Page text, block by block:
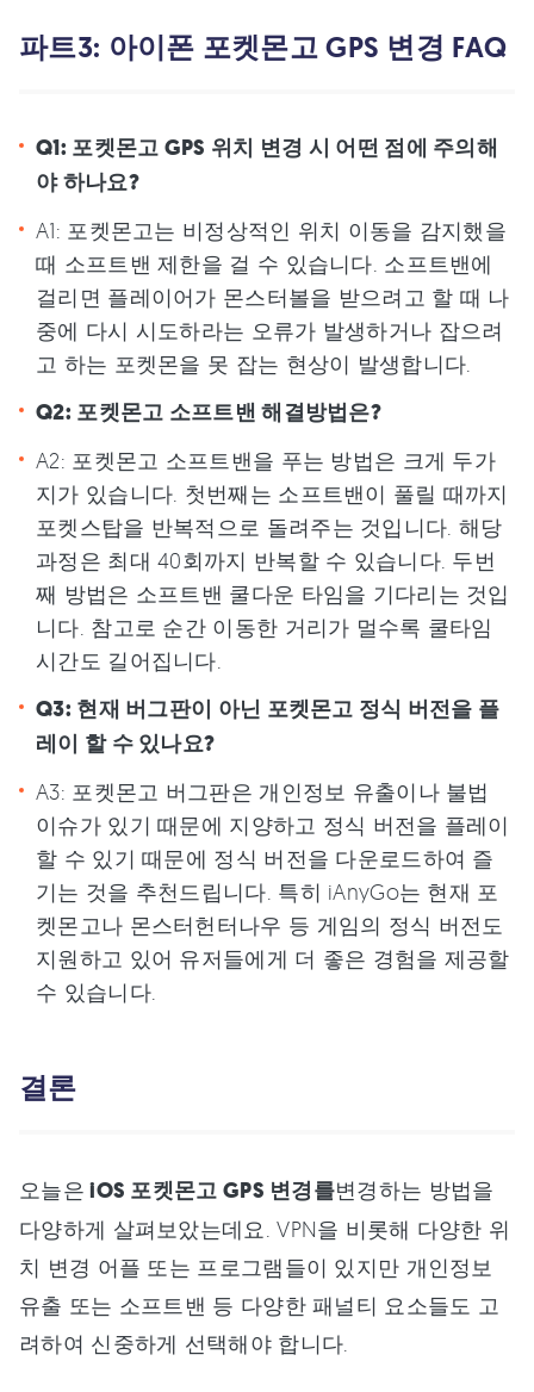
파트3: 아이폰 포켓몬고 GPS 변경 FAQ
Q1: 포켓몬고 GPS 위치 변경 시 어떤 점에 주의해
야 하나요?
A1: 포켓몬고는 비정상적인 위치 이동을 감지했을
때 소프트밴 제한을 걸 수 있습니다. 소프트밴에
걸리면 플레이어가 몬스터볼을 받으려고 할 때 나
중에 다시 시도하라는 오류가 발생하거나 잡으려
고 하는 포켓몬을 못 잡는 현상이 발생합니다.
Q2: 포켓몬고 소프트밴 해결방법은?
A2: 포켓몬고 소프트밴을 푸는 방법은 크게 두가
지가 있습니다. 첫번째는 소프트밴이 풀릴 때까지
포켓스탑을 반복적으로 돌려주는 것입니다. 해당
과정은 최대 40회까지 반복할 수 있습니다. 두번
째 방법은 소프트밴 쿨다운 타임을 기다리는 것입
니다. 참고로 순간 이동한 거리가 멀수록 쿨타임
시간도 길어집니다.
Q3: 현재 버그판이 아닌 포켓몬고 정식 버전을 플
레이 할 수 있나요?
A3: 포켓몬고 버그판은 개인정보 유출이나 불법
이슈가 있기 때문에 지양하고 정식 버전을 플레이
할 수 있기 때문에 정식 버전을 다운로드하여 즐
기는 것을 추천드립니다. 특히 iAnyGo는 현재 포
켓몬고나 몬스터헌터나우 등 게임의 정식 버전도
지원하고 있어 유저들에게 더 좋은 경험을 제공할
수 있습니다.
결론
오늘은 iOS 포켓몬고 GPS 변경를변경하는 방법을
다양하게 살펴보았는데요. VPN을 비롯해 다양한 위
치 변경 어플 또는 프로그램들이 있지만 개인정보
유출 또는 소프트밴 등 다양한 패널티 요소들도 고
려하여 신중하게 선택해야 합니다.